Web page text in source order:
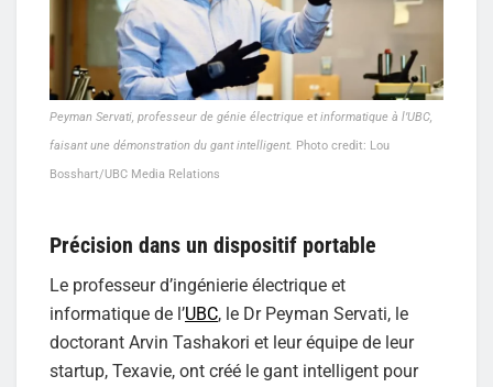
Peyman Servati, professeur de génie électrique et informatique à l’UBC,
faisant une démonstration du gant intelligent. Photo credit: Lou
Bosshart/UBC Media Relations
Précision dans un dispositif portable
Le professeur d’ingénierie électrique et
informatique de l’UBC, le Dr Peyman Servati, le
doctorant Arvin Tashakori et leur équipe de leur
startup, Texavie, ont créé le gant intelligent pour